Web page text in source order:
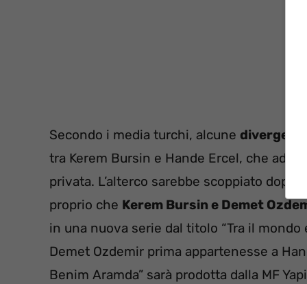
Secondo i media turchi, alcune
tra Kerem Bursin e Hande Ercel, che ad
privata. L’alterco sarebbe scoppiato dopo
proprio che Kerem Bursin e Demet
in una nuova serie dal titolo “Tra il mondo
Demet Ozdemir prima appartenesse a
Benim Aramda” sarà prodotta dalla MF